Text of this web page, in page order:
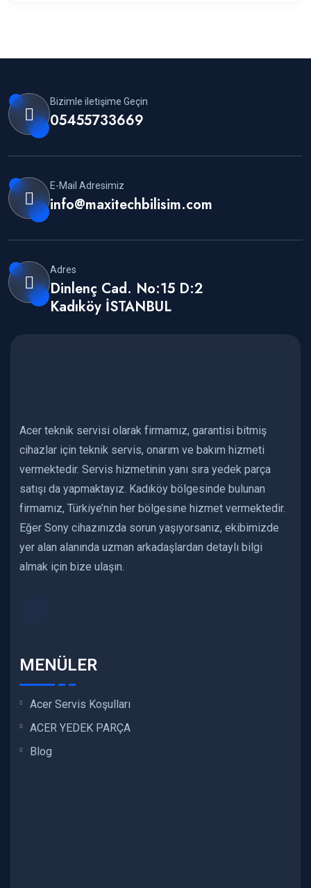
Bizimle iletişime Geçin
05455733669
E-Mail Adresimiz
info@maxitechbilisim.com
Adres
Dinlenç Cad. No:15 D:2
Kadıköy İSTANBUL
Acer teknik servisi olarak firmamız, garantisi bitmiş
cihazlar için teknik servis, onarım ve bakım hizmeti
vermektedir. Servis hizmetinin yanı sıra yedek parça
satışı da yapmaktayız. Kadıköy bölgesinde bulunan
firmamız, Türkiye’nin her bölgesine hizmet vermektedir.
Eğer Sony cihazınızda sorun yaşıyorsanız, ekibimizde
yer alan alanında uzman arkadaşlardan detaylı bilgi
almak için bize ulaşın.
MENÜLER
Acer Servis Koşulları
ACER YEDEK PARÇA
Blog